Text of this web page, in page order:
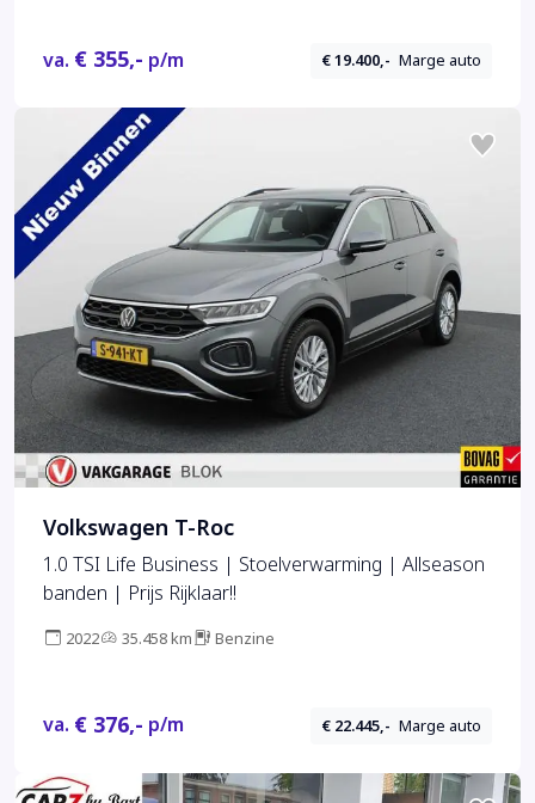
va. € 355,- p/m € 19.400,- Marge auto
Volkswagen T-Roc
1.0 TSI Life Business | Stoelverwarming | Allseason
banden | Prijs Rijklaar!!
2022 35.458 km Benzine
va. € 376,- p/m € 22.445,- Marge auto